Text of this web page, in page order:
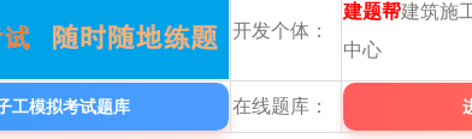
开发个体：
建题帮建筑施
中心
工模拟考试题库 在线题库：